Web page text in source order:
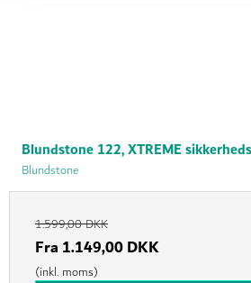
Blundstone 122, XTREME
Blundstone
1.599,00 DKK
Fra 1.149,00 DKK
(inkl. moms)